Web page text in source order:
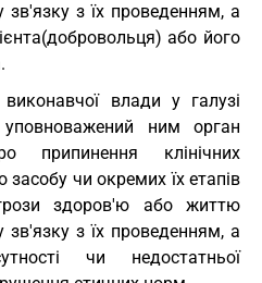
зв'язку з їх проведенням, а
або його
влади у галузі
ним орган
припинення клінічних
засобу чи окремих їх етапів
здоров'ю або життю
зв'язку з їх проведенням, а
чи недостатньої